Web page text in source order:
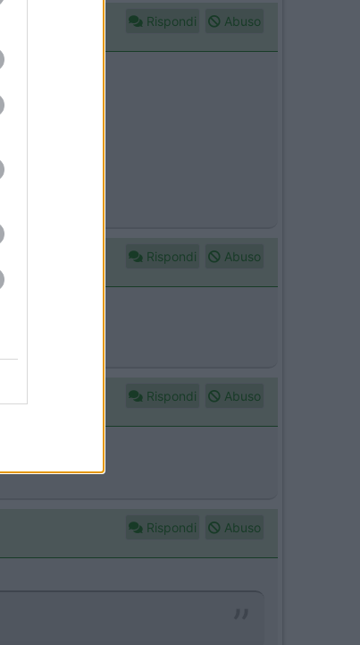
Rispondi Abuso
Rispondi Abuso
Rispondi Abuso
Rispondi Abuso